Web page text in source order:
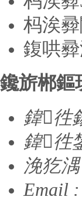
杩涘
鍑哄
鑱旂郴鏂
鍏徃
鍏徃
浼犵
Email :